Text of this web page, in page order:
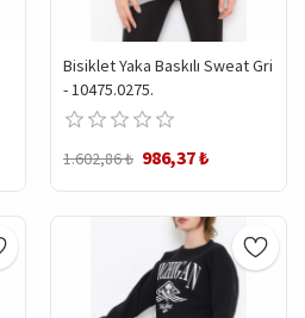
Bisiklet Yaka Baskılı Sweat Gri
- 10475.0275.
1.602,86 ₺ 986,37 ₺